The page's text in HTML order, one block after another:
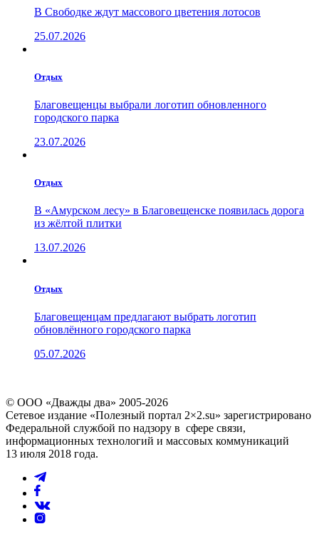
В Свободке ждут массового цветения лотосов
25.07.2026
Отдых
Благовещенцы выбрали логотип обновленного
городского парка
23.07.2026
Отдых
В «Амурском лесу» в Благовещенске появилась дорога
из жёлтой плитки
13.07.2026
Отдых
Благовещенцам предлагают выбрать логотип
обновлённого городского парка
05.07.2026
© ООО «Дважды два» 2005-2026
Сетевое издание «Полезный портал 2×2.su» зарегистрировано
Федеральной службой по надзору в сфере связи,
информационных технологий и массовых коммуникаций
13 июля 2018 года.